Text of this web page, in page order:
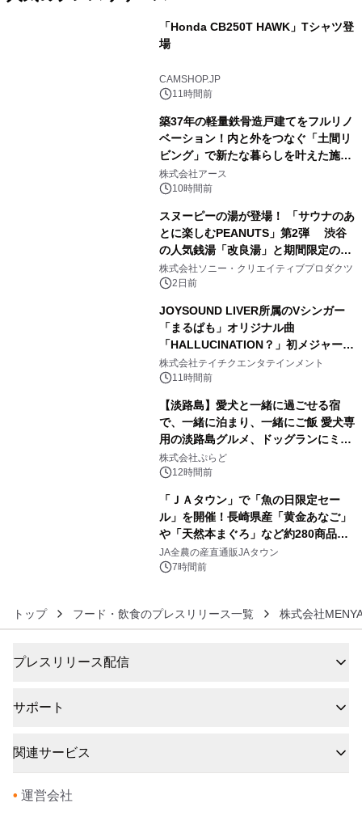
「Honda CB250T HAWK」Tシャツ登
場
CAMSHOP.JP
11時間前
築37年の軽量鉄骨造戸建てをフルリノ
ベーション！内と外をつなぐ「土間リ
ビング」で新たな暮らしを叶えた施工
事例を株式会社アースが公開
株式会社アース
10時間前
スヌーピーの湯が登場！ 「サウナのあ
とに楽しむPEANUTS」第2弾 渋谷
の人気銭湯「改良湯」と期間限定のコ
ラボレーション サウナイキタイコラ
ボグッズも発売決定！
株式会社ソニー・クリエイティブプロダクツ
2日前
JOYSOUND LIVER所属のVシンガー
「まるぱも」オリジナル曲
「HALLUCINATION？」初メジャー配
信リリース決定！
株式会社テイチクエンタテインメント
11時間前
【淡路島】愛犬と一緒に過ごせる宿
で、一緒に泊まり、一緒にご飯 愛犬専
用の淡路島グルメ、ドッグランにミニ
プール グランピングとトレーラーハウ
スの2施設で
株式会社ぷらど
12時間前
「ＪＡタウン」で「魚の日限定セー
ル」を開催！長崎県産「黄金あなご」
や「天然本まぐろ」など約280商品を
販売！～毎月１０日の定例企画～
JA全農の産直通販JAタウン
7時間前
トップ フード・飲食のプレスリリース一覧 株式会社
プレスリリース配信
サポート
関連サービス
• 運営会社